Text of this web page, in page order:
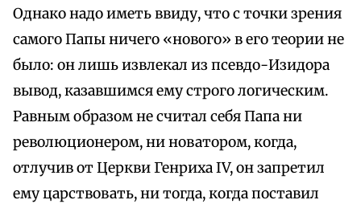
Однако надо иметь ввиду, что с точки зрения
самого Папы ничего «нового» в его теории не
было: он лишь извлекал из псевдо-Изидора
вывод, казавшимся ему строго логическим.
Равным образом не считал себя Папа ни
революционером, ни новатором, когда,
отлучив от Церкви Генриха IV, он запретил
ему царствовать, ни тогда, когда поставил